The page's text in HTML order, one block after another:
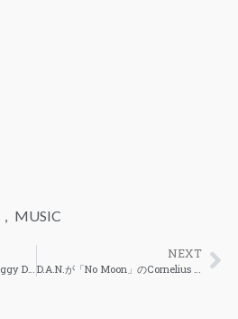
MUSIC
NEXT